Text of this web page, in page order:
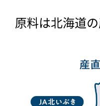
原料は北海道